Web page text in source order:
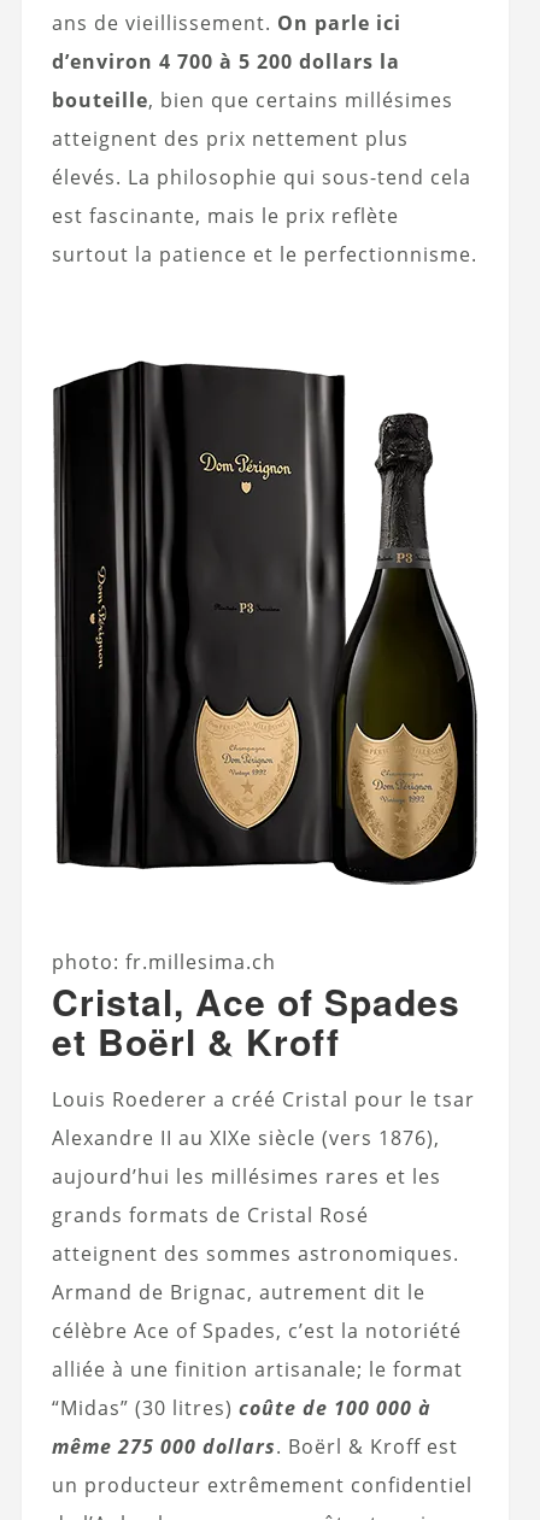
ans de vieillissement. On parle ici
d’environ 4 700 à 5 200 dollars la
bouteille, bien que certains millésimes
atteignent des prix nettement plus
élevés. La philosophie qui sous-tend cela
est fascinante, mais le prix reflète
surtout la patience et le perfectionnisme.
photo: fr.millesima.ch
Cristal, Ace of Spades
et Boërl & Kroff
Louis Roederer a créé Cristal pour le tsar
Alexandre II au XIXe siècle (vers 1876),
aujourd’hui les millésimes rares et les
grands formats de Cristal Rosé
atteignent des sommes astronomiques.
Armand de Brignac, autrement dit le
célèbre Ace of Spades, c’est la notoriété
alliée à une finition artisanale; le format
“Midas” (30 litres) coûte de 100 000 à
même 275 000 dollars. Boërl & Kroff est
un producteur extrêmement confidentiel